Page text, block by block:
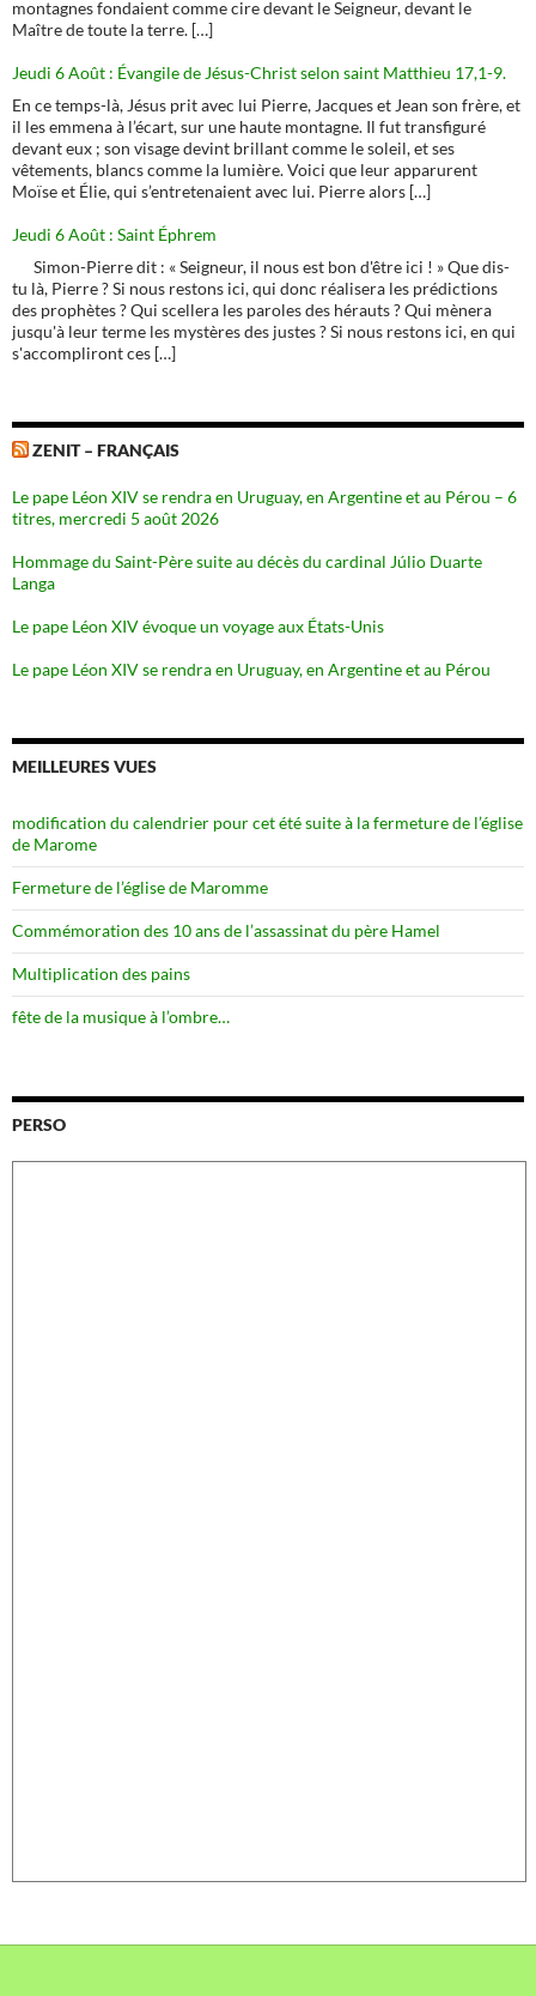
montagnes fondaient comme cire devant le Seigneur, devant le
Maître de toute la terre. […]
Jeudi 6 Août : Évangile de Jésus-Christ selon saint Matthieu 17,1-9.
En ce temps-là, Jésus prit avec lui Pierre, Jacques et Jean son frère, et
il les emmena à l’écart, sur une haute montagne. Il fut transfiguré
devant eux ; son visage devint brillant comme le soleil, et ses
vêtements, blancs comme la lumière. Voici que leur apparurent
Moïse et Élie, qui s’entretenaient avec lui. Pierre alors […]
Jeudi 6 Août : Saint Éphrem
Simon-Pierre dit : « Seigneur, il nous est bon d'être ici ! » Que dis-
tu là, Pierre ? Si nous restons ici, qui donc réalisera les prédictions
des prophètes ? Qui scellera les paroles des hérauts ? Qui mènera
jusqu'à leur terme les mystères des justes ? Si nous restons ici, en qui
s'accompliront ces […]
ZENIT – FRANÇAIS
Le pape Léon XIV se rendra en Uruguay, en Argentine et au Pérou – 6
titres, mercredi 5 août 2026
Hommage du Saint-Père suite au décès du cardinal Júlio Duarte
Langa
Le pape Léon XIV évoque un voyage aux États-Unis
Le pape Léon XIV se rendra en Uruguay, en Argentine et au Pérou
MEILLEURES VUES
modification du calendrier pour cet été suite à la fermeture de l’église
de Marome
Fermeture de l’église de Maromme
Commémoration des 10 ans de l’assassinat du père Hamel
Multiplication des pains
fête de la musique à l’ombre…
PERSO